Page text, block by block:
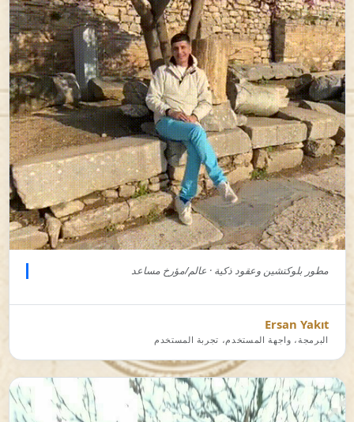
مطور بلوكتشين وعقود ذكية · عالم/مؤرخ مساعد
Ersan Yakıt
البرمجة، واجهة المستخدم، تجربة المستخدم